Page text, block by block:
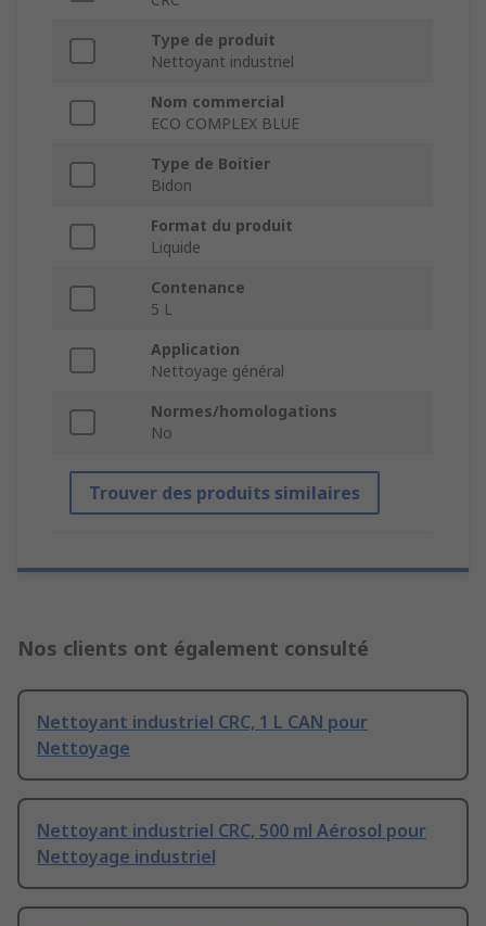
Type de produit
Nettoyant industriel
Nom commercial
ECO COMPLEX BLUE
Type de Boitier
Bidon
Format du produit
Liquide
Contenance
5 L
Application
Nettoyage général
Normes/homologations
No
Trouver des produits similaires
Nos clients ont également consulté
Nettoyant industriel CRC, 1 L CAN pour
Nettoyage
Nettoyant industriel CRC, 500 ml Aérosol pour
Nettoyage industriel